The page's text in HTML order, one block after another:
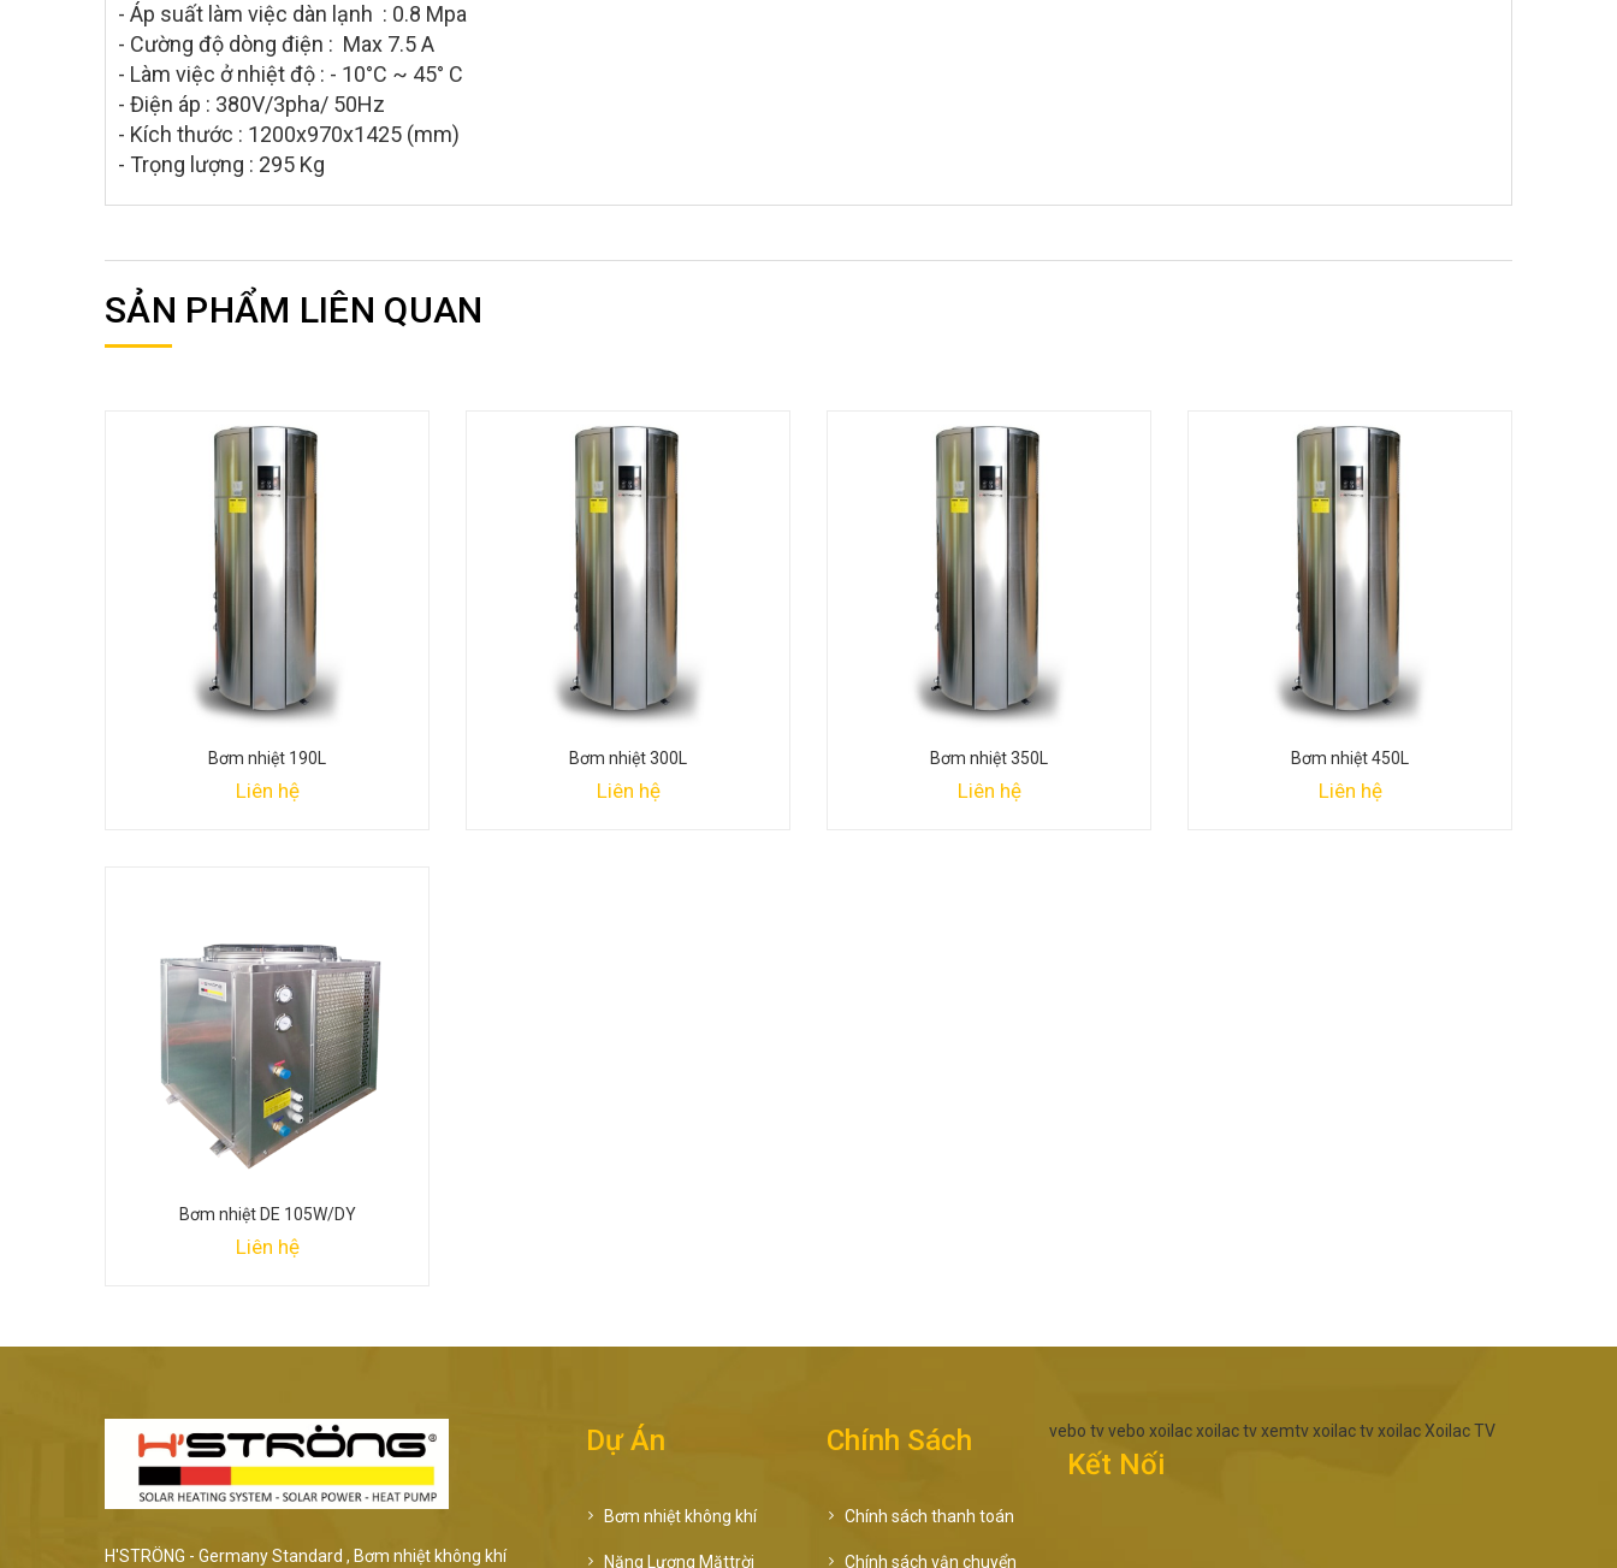
- Áp suất làm việc dàn lạnh : 0.8 Mpa
- Cường độ dòng điện : Max 7.5 A
- Làm việc ở nhiệt độ : - 10°C ~ 45° C
- Điện áp : 380V/3pha/ 50Hz
- Kích thước : 1200x970x1425 (mm)
- Trọng lượng : 295 Kg
SẢN PHẨM LIÊN QUAN
Bơm nhiệt 190L
Liên hệ
Bơm nhiệt 300L
Liên hệ
Bơm nhiệt 350L
Liên hệ
Bơm nhiệt 450L
Liên hệ
Bơm nhiệt DE 105W/DY
Liên hệ
vebo tvvebo xoilacxoilac tvxemtvxoilac tvxoilacXoilac TV
H'STRÖNG - Germany Standard , Bơm nhiệt không khí
Dự Án
Bơm nhiệt không khí
Năng Lượng Mặttrời
Chính Sách
Chính sách thanh toán
Chính sách vận chuyển
Kết Nối